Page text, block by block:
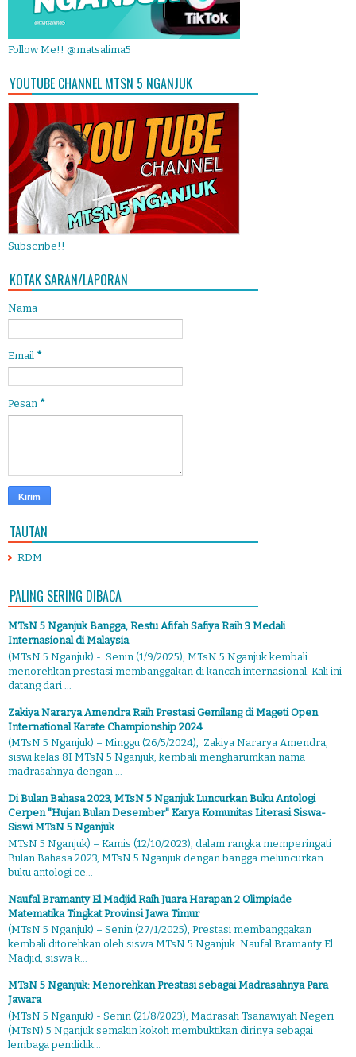
Follow Me!! @matsalima5
YOUTUBE CHANNEL MTSN 5 NGANJUK
Subscribe!!
KOTAK SARAN/LAPORAN
Nama
Email *
Pesan *
TAUTAN
RDM
PALING SERING DIBACA
MTsN 5 Nganjuk Bangga, Restu Afifah Safiya Raih 3 Medali
Internasional di Malaysia
(MTsN 5 Nganjuk) - Senin (1/9/2025), MTsN 5 Nganjuk kembali
menorehkan prestasi membanggakan di kancah internasional. Kali ini
datang dari ...
Zakiya Nararya Amendra Raih Prestasi Gemilang di Mageti Open
International Karate Championship 2024
(MTsN 5 Nganjuk) – Minggu (26/5/2024), Zakiya Nararya Amendra,
siswi kelas 8I MTsN 5 Nganjuk, kembali mengharumkan nama
madrasahnya dengan ...
Di Bulan Bahasa 2023, MTsN 5 Nganjuk Luncurkan Buku Antologi
Cerpen "Hujan Bulan Desember" Karya Komunitas Literasi Siswa-
Siswi MTsN 5 Nganjuk
MTsN 5 Nganjuk) – Kamis (12/10/2023), dalam rangka memperingati
Bulan Bahasa 2023, MTsN 5 Nganjuk dengan bangga meluncurkan
buku antologi ce...
Naufal Bramanty El Madjid Raih Juara Harapan 2 Olimpiade
Matematika Tingkat Provinsi Jawa Timur
(MTsN 5 Nganjuk) – Senin (27/1/2025), Prestasi membanggakan
kembali ditorehkan oleh siswa MTsN 5 Nganjuk. Naufal Bramanty El
Madjid, siswa k...
MTsN 5 Nganjuk: Menorehkan Prestasi sebagai Madrasahnya Para
Jawara
(MTsN 5 Nganjuk) - Senin (21/8/2023), Madrasah Tsanawiyah Negeri
(MTsN) 5 Nganjuk semakin kokoh membuktikan dirinya sebagai
lembaga pendidik...